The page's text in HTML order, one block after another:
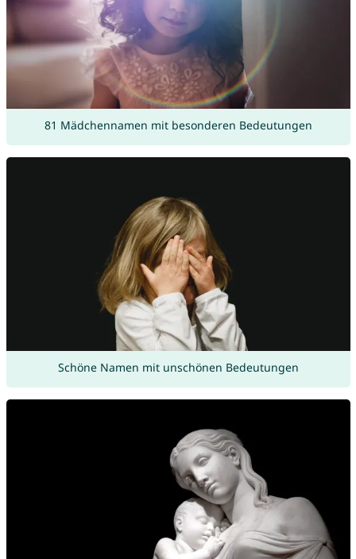
81 Mädchennamen mit besonderen Bedeutungen
Schöne Namen mit unschönen Bedeutungen